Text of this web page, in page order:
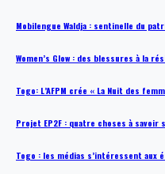
Mobilengue Waldja : sentinelle du
Women’s Glow : des blessures à la
Togo: L’AFPM crée « La Nuit des
Projet EP2F : quatre choses à savoir
Togo : les médias s’intéressent aux